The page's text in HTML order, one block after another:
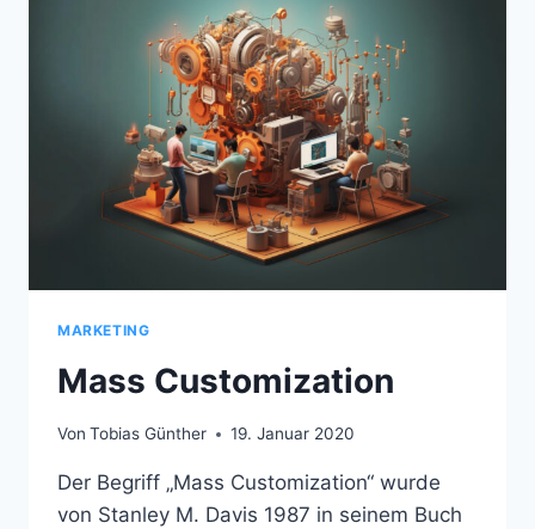
MARKETING
Mass Customization
Von Tobias Günther 19. Januar 2020
Der Begriff „Mass Customization“ wurde
von Stanley M. Davis 1987 in seinem Buch